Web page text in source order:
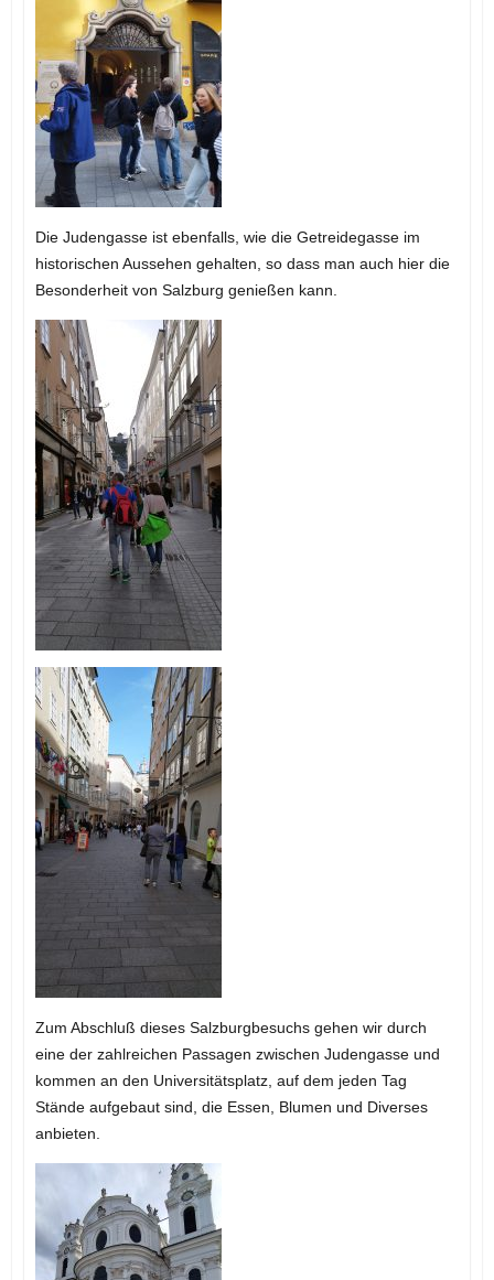
Die Judengasse ist ebenfalls, wie die Getreidegasse im
historischen Aussehen gehalten, so dass man auch hier die
Besonderheit von Salzburg genießen kann.
Zum Abschluß dieses Salzburgbesuchs gehen wir durch
eine der zahlreichen Passagen zwischen Judengasse und
kommen an den Universitätsplatz, auf dem jeden Tag
Stände aufgebaut sind, die Essen, Blumen und Diverses
anbieten.